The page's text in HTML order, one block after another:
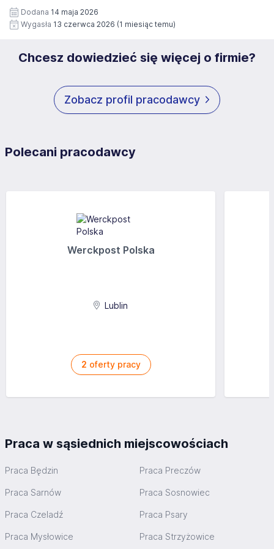
wizerunku), na potrzeby przyszłych rekrutacji przez okres
12 miesięcy. Zgoda jest dobrowolna i może być w każdym
Dodana 14 maja 2026
Wygasła 13 czerwca 2026 (1 miesiąc temu)
Chcesz dowiedzieć się więcej o firmie?
Zobacz profil pracodawcy
Polecani pracodawcy
Werckpost Polska
Lublin
2 oferty pracy
Praca w sąsiednich miejscowościach
Praca Będzin Praca Preczów
Praca Sarnów Praca Sosnowiec
Praca Czeladź Praca Psary
Praca Mysłowice Praca Strzyżowice